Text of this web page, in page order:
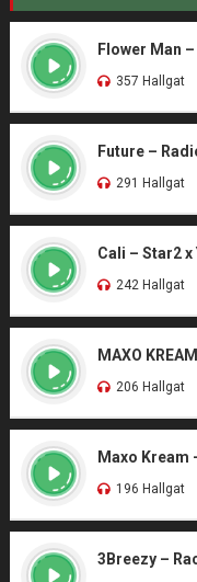
Flower Man
357 Hallgat
Future –
291 Hallgat
Cali – Star2 x
242 Hallgat
MAXO
206 Hallgat
Maxo Kream
196 Hallgat
3Breezy –